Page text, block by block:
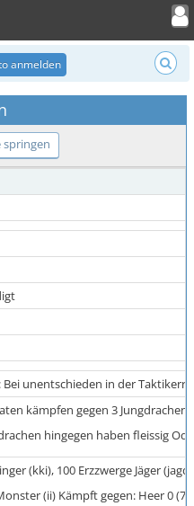
Toggle
anmelden
springen
Bei unentschieden in der
kämpfen gegen 3
hingegen haben fleissig
(kki), 100 Erzzwerge Jäger
(ii) Kämpft gegen: Heer 0